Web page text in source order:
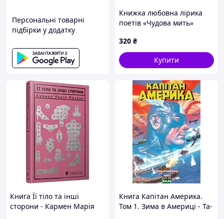
Персональні товарні
підбірки у додатку
Книжка любовна лірика
поетів «Чудова мить»
сучасники» 1988 р. Н7060
320 ₴
Купити
Книга Її тіло та інші
сторони - Кармен Марія
Книга Капітан Америка.
Том 1. Зима в Америці - Та-